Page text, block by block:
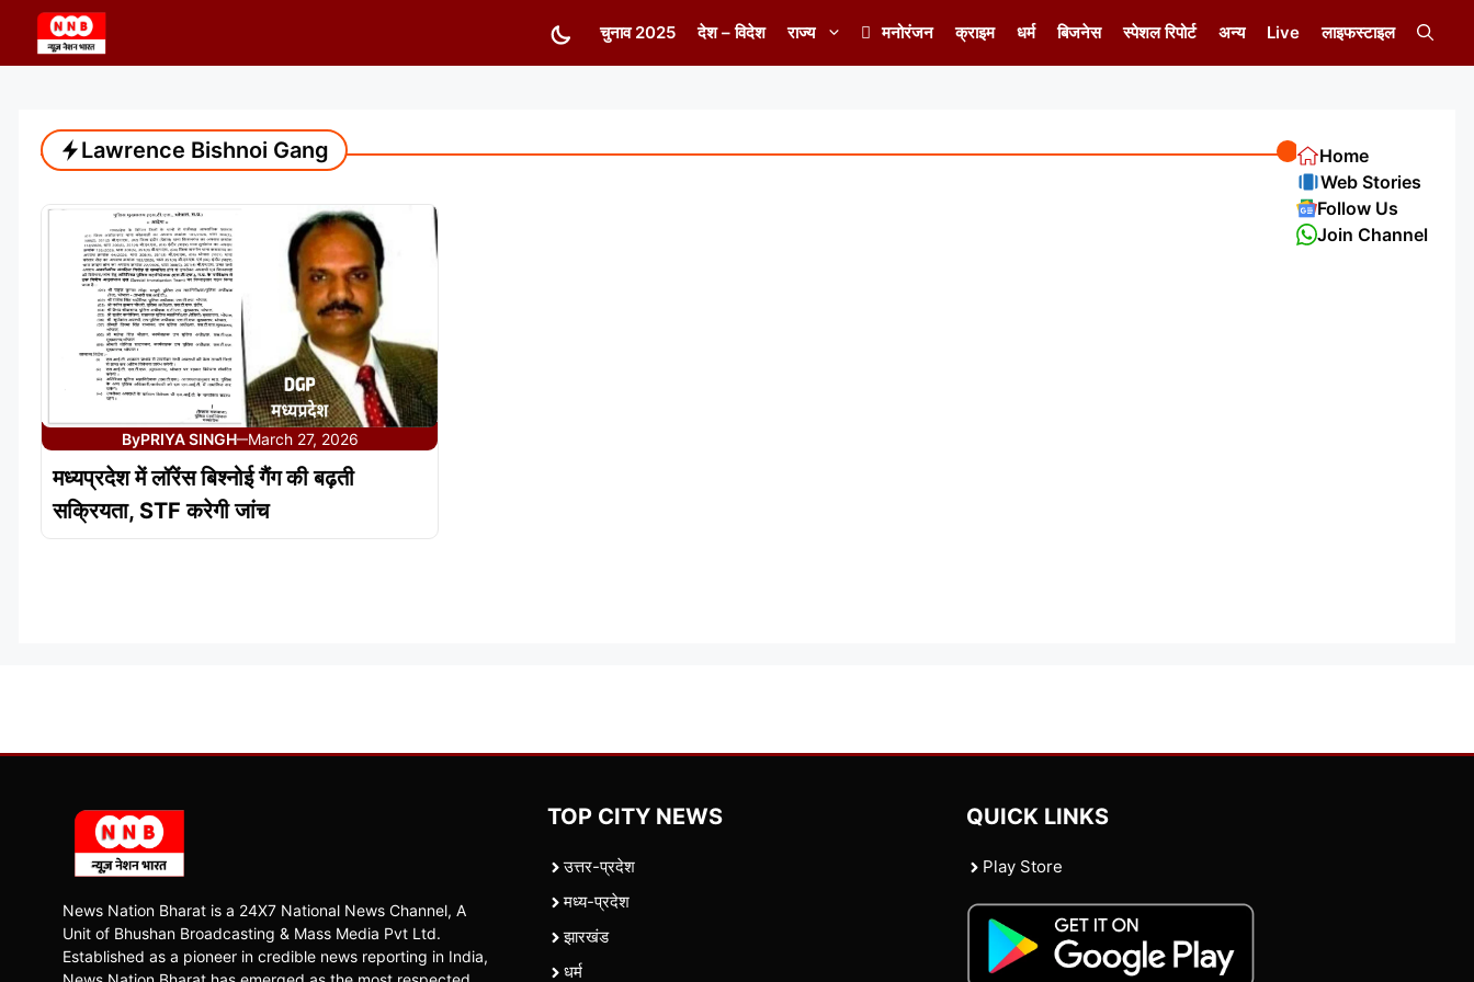
content
चुनाव 2025 देश – विदेश राज्य मनोरंजन क्राइम धर्म बिजनेस स्पेशल रिपोर्ट अन्य Live लाइफस्टाइल
Lawrence Bishnoi Gang
ByPRIYA SINGH—March 27, 2026
मध्यप्रदेश में लॉरेंस बिश्नोई गैंग की बढ़ती
सक्रियता, STF करेगी जांच
Home
Web Stories
Follow Us
Join Channel
News Nation Bharat is a 24X7 National News Channel, A
Unit of Bhushan Broadcasting & Mass Media Pvt Ltd.
Established as a pioneer in credible news reporting in India,
TOP CITY NEWS
उत्तर-प्रदेश
मध्य-प्रदेश
झारखंड
धर्म
QUICK LINKS
Play Store